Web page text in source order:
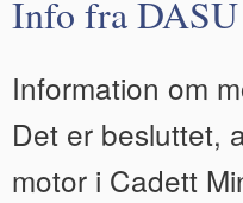
Info fra DASU
Information om
Det er besluttet,
motor i Cadett